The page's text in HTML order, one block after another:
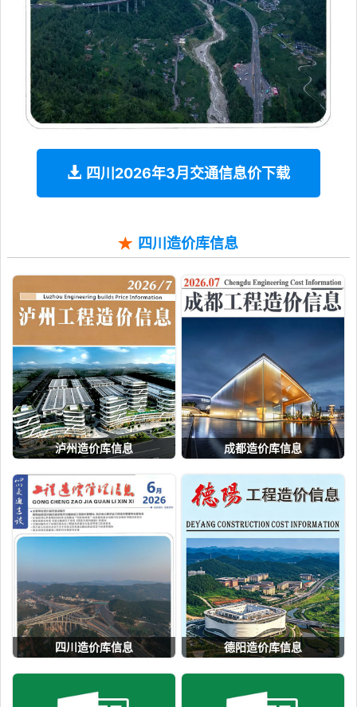
四川2026年3月交通信息价下载
四川造价库信息
泸州造价库信息 成都造价库信息
四川造价库信息 德阳造价库信息